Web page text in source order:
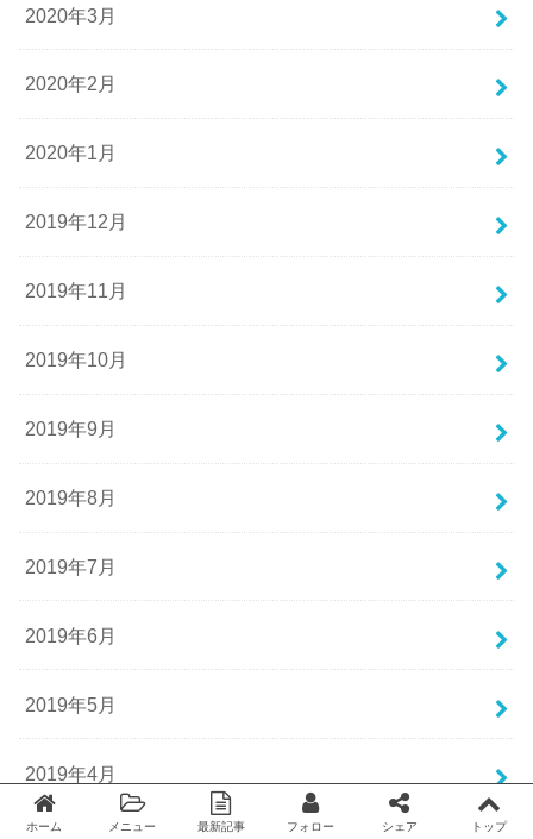
2020年3月
2020年2月
2020年1月
2019年12月
2019年11月
2019年10月
2019年9月
2019年8月
2019年7月
2019年6月
2019年5月
2019年4月
ホーム メニュー 最新記事 フォロー シェア トップ
Twitter facebook